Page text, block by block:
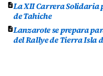
La XII Carrera Solidaria
de Tahiche
Lanzarote se prepara
del Rallye de Tierra Isla